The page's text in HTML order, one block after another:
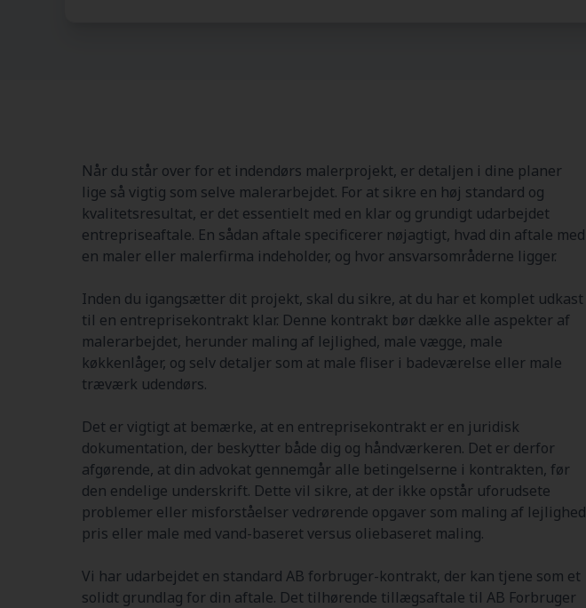
Når du står over for et indendørs malerprojekt, er detaljen i dine planer
lige så vigtig som selve malerarbejdet. For at sikre en høj standard og
kvalitetsresultat, er det essentielt med en klar og grundigt udarbejdet
entrepriseaftale. En sådan aftale specificerer nøjagtigt, hvad din aftale med
en maler eller malerfirma indeholder, og hvor ansvarsområderne ligger.
Inden du igangsætter dit projekt, skal du sikre, at du har et komplet udkast
til en entreprisekontrakt klar. Denne kontrakt bør dække alle aspekter af
malerarbejdet, herunder maling af lejlighed, male vægge, male
køkkenlåger, og selv detaljer som at male fliser i badeværelse eller male
træværk udendørs.
Det er vigtigt at bemærke, at en entreprisekontrakt er en juridisk
dokumentation, der beskytter både dig og håndværkeren. Det er derfor
afgørende, at din advokat gennemgår alle betingelserne i kontrakten, før
den endelige underskrift. Dette vil sikre, at der ikke opstår uforudsete
problemer eller misforståelser vedrørende opgaver som maling af lejlighed
pris eller male med vand-baseret versus oliebaseret maling.
Vi har udarbejdet en standard AB forbruger-kontrakt, der kan tjene som et
solidt grundlag for din aftale. Det tilhørende tillægsaftale til AB Forbruger